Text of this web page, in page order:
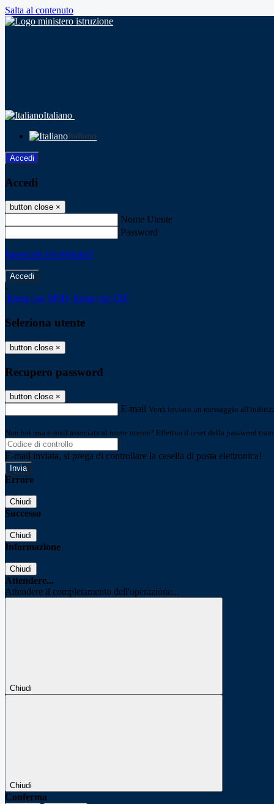
Salta al contenuto
Italiano
Italiano
Accedi
Accedi
button close ×
Nome Utente
Password
Password dimenticata?
-
Entra con SPID Entra con CIE
Seleziona utente
button close ×
Recupero password
button close ×
E-mail Verrà inviato un messaggio
Non hai una e-mail associata al nome utente? Effettua il reset della password
E-mail inviata, si prega di controllare la casella di posta elettronica!
Errore
Chiudi
Successo
Chiudi
Informazione
Chiudi
Attendere...
Attendere il completamento dell'operazione...
Chiudi
Chiudi
Conferma